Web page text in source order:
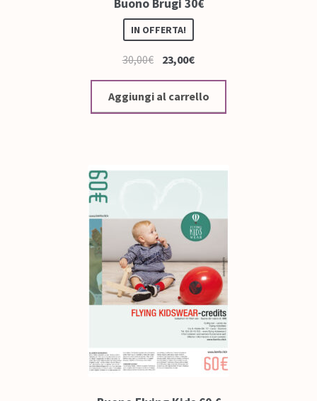
Buono Brugi 30€
IN OFFERTA!
30,00€ 23,00€
Aggiungi al carrello